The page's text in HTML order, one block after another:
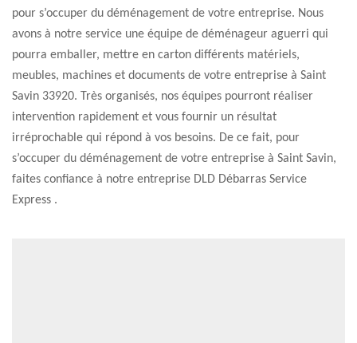
pour s’occuper du déménagement de votre entreprise. Nous
avons à notre service une équipe de déménageur aguerri qui
pourra emballer, mettre en carton différents matériels,
meubles, machines et documents de votre entreprise à Saint
Savin 33920. Très organisés, nos équipes pourront réaliser
intervention rapidement et vous fournir un résultat
irréprochable qui répond à vos besoins. De ce fait, pour
s’occuper du déménagement de votre entreprise à Saint Savin,
faites confiance à notre entreprise DLD Débarras Service
Express .